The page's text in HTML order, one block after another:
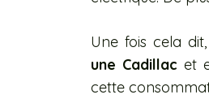
Une fois cela dit,
une Cadillac et
cette